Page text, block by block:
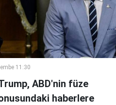
11:30
ABD'nin füze
haberlere